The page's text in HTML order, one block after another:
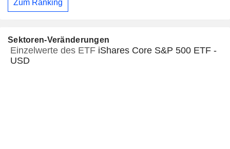
Zum Ranking
Sektoren-Veränderungen
Einzelwerte des ETF iShares Core S&P 500 ETF -
USD